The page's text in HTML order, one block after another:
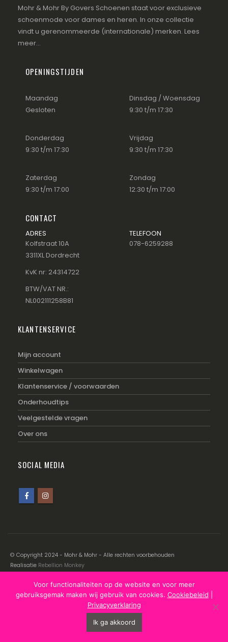
Mohr & Mohr By Govers Schoenen staat voor exclusieve
schoenmode voor dames en heren. In onze collectie
vindt u gerenommeerde (internationale) merken. Lees
meer...
OPENINGSTIJDEN
Maandag
Gesloten
Dinsdag / Woensdag
9:30 t/m 17:30
Donderdag
9:30 t/m 17:30
Vrijdag
9:30 t/m 17:30
Zaterdag
9:30 t/m 17:00
Zondag
12:30 t/m 17:00
CONTACT
ADRES
Kolfstraat 10A
3311XL Dordrecht
KvK nr: 24314722
BTW/VAT NR.:
NL002111258B81
TELEFOON
078-6259288
KLANTENSERVICE
Mijn account
Winkelwagen
Klantenservice / voorwaarden
Onderhoudtips
Veelgestelde vragen
Over ons
SOCIAL MEDIA
© Copyright 2024 - Mohr & Mohr - Alle rechten voorbehouden
Realisatie Rebellion Monkey
Disclaimer|Cookiebeleid|Privacyverklaring
Voor functionaliteiten op de website en voor meer
gebruiksgemak maken wij gebruik van cookies. Cookiebeleid
Privacyverklaring
Ik ga akkoord